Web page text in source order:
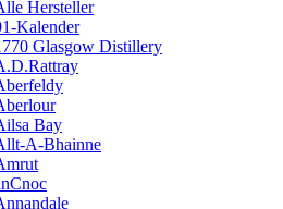
Hersteller
Kalender
Glasgow Distillery
Bay
A-Bhainne